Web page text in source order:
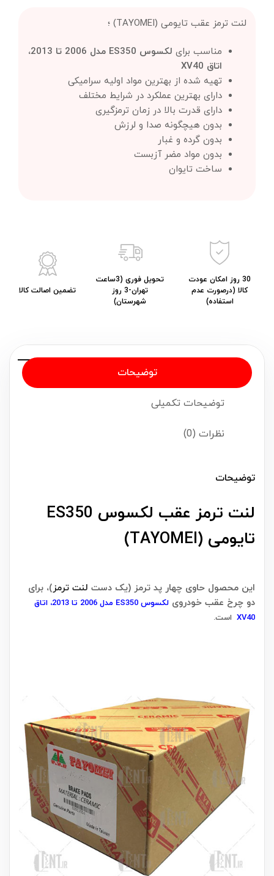
لنت ترمز عقب تایومی (TAYOMEI) ؛
مناسب برای
لکسوس ES350 مدل 2006 تا 2013،
اتاق XV40
تهیه شده از بهترین مواد اولیه سرامیکی
دارای بهترین عملکرد در شرایط مختلف
دارای قدرت بالا در زمان ترمزگیری
بدون هیچگونه صدا و لرزش
بدون گرده و غبار
بدون مواد مضر آزبست
ساخت تایوان
30 روز امکان عودت
کالا (درصورت عدم
استفاده)
تحویل فوری (3ساعت
تهران-3 روز
شهرستان)
تضمین اصالت کالا
توضیحات
توضیحات تکمیلی
نظرات (0)
توضیحات
لنت ترمز عقب لکسوس ES350
تایومی (TAYOMEI)
این محصول حاوی چهار پد ترمز (یک دست لنت ترمز)، برای
دو چرخ عقب خودروی
لکسوس ES350 مدل 2006 تا 2013، اتاق
XV40 است.